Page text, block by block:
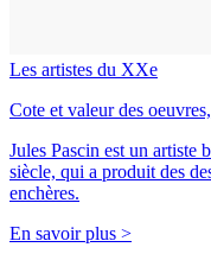
Les artistes du XXe
Cote et valeur des
Jules Pascin est un artiste
siècle, qui a produit des
enchères.
En savoir plus >